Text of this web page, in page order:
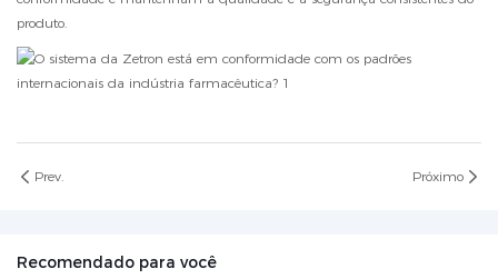
produto.
Prev. Próximo
Recomendado para você